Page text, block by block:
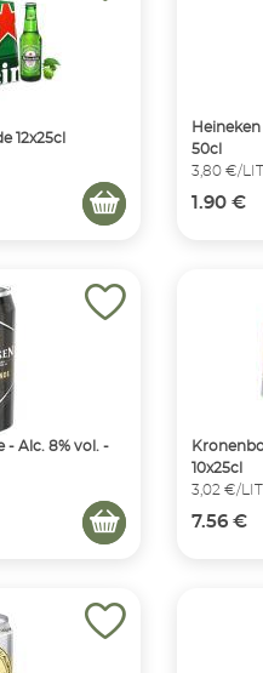
12x25cl
50cl
3,80 €/
1.90 €
- Alc. 8% vol. -
10x25cl
3,02 €/
7.56 €